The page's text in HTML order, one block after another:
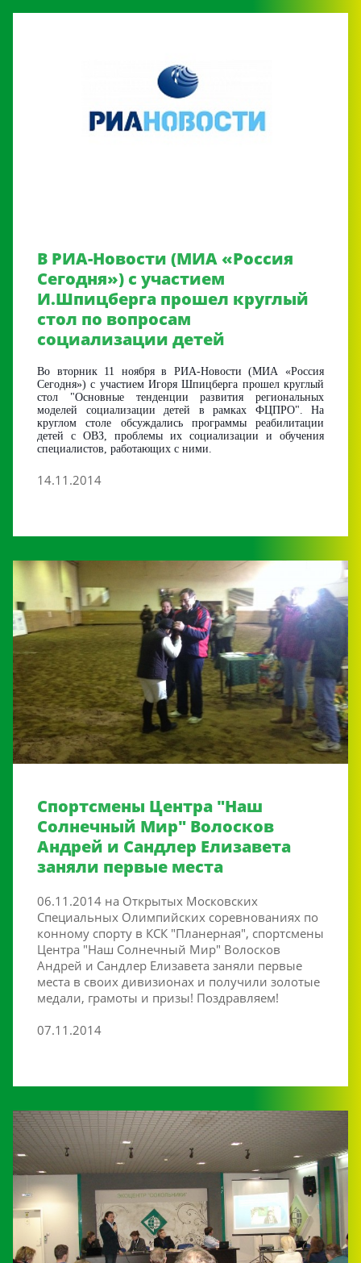
В РИА-Новости (МИА «Россия
Сегодня») с участием
И.Шпицберга прошел круглый
стол по вопросам
социализации детей
Во вторник 11 ноября в РИА-Новости (МИА «Россия
Сегодня») с участием Игоря Шпицберга прошел круглый
стол "Основные тенденции развития региональных
моделей социализации детей в рамках ФЦПРО". На
круглом столе обсуждались программы реабилитации
детей с ОВЗ, проблемы их социализации и обучения
специалистов, работающих с ними.
14.11.2014
Cпортсмены Центра "Наш
Солнечный Мир" Волосков
Андрей и Сандлер Елизавета
заняли первые места
06.11.2014 на Открытых Московских
Специальных Олимпийских соревнованиях по
конному спорту в КСК "Планерная", спортсмены
Центра "Наш Солнечный Мир" Волосков
Андрей и Сандлер Елизавета заняли первые
места в своих дивизионах и получили золотые
медали, грамоты и призы! Поздравляем!
07.11.2014